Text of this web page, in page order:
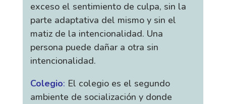
exceso el sentimiento de culpa, sin la
parte adaptativa del mismo y sin el
matiz de la intencionalidad. Una
persona puede dañar a otra sin
intencionalidad.
Colegio: El colegio es el segundo
ambiente de socialización y donde